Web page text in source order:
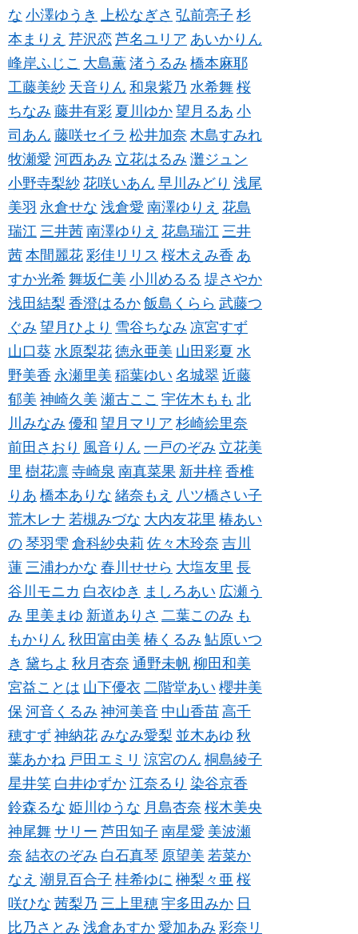
な 小澤ゆうき 上松なぎさ 弘前亮子 杉
本まりえ 芹沢恋 芦名ユリア あいかりん
峰岸ふじこ 大島薫 渚うるみ 橋本麻耶
工藤美紗 天音りん 和泉紫乃 水希舞 桜
ちなみ 藤井有彩 夏川ゆか 望月るあ 小
司あん 藤咲セイラ 松井加奈 木島すみれ
牧瀬愛 河西あみ 立花はるみ 灘ジュン
小野寺梨紗 花咲いあん 早川みどり 浅尾
美羽 永倉せな 浅倉愛 南澤ゆりえ 花島
瑞江 三井茜 南澤ゆりえ 花島瑞江 三井
茜 本間麗花 彩佳リリス 桜木えみ香 あ
すか光希 舞坂仁美 小川めるる 堤さやか
浅田結梨 香澄はるか 飯島くらら 武藤つ
ぐみ 望月ひより 雪谷ちなみ 凉宮すず
山口葵 水原梨花 徳永亜美 山田彩夏 水
野美香 永瀬里美 稲葉ゆい 名城翠 近藤
郁美 神崎久美 瀬古ここ 宇佐木もも 北
川みなみ 優和 望月マリア 杉崎絵里奈
前田さおり 風音りん 一戸のぞみ 立花美
里 樹花凛 寺崎泉 南真菜果 新井梓 香椎
りあ 橋本ありな 緒奈もえ 八ツ橋さい子
荒木レナ 若槻みづな 大内友花里 椿あい
の 琴羽雫 倉科紗央莉 佐々木玲奈 吉川
蓮 三浦わかな 春川せせら 大塩友里 長
谷川モニカ 白衣ゆき ましろあい 広瀬う
み 里美まゆ 新道ありさ 二葉このみ も
もかりん 秋田富由美 椿くるみ 鮎原いつ
き 黛ちよ 秋月杏奈 通野未帆 柳田和美
宮益ことは 山下優衣 二階堂あい 櫻井美
保 河音くるみ 神河美音 中山香苗 高千
穂すず 神納花 みなみ愛梨 並木あゆ 秋
葉あかね 戸田エミリ 涼宮のん 桐島綾子
星井笑 白井ゆずか 江奈るり 染谷京香
鈴森るな 姫川ゆうな 月島杏奈 桜木美央
神尾舞 サリー 芦田知子 南星愛 美波瀬
奈 結衣のぞみ 白石真琴 原望美 若菜か
なえ 潮見百合子 桂希ゆに 榊梨々亜 桜
咲ひな 茜梨乃 三上里穂 宇多田みか 日
比乃さとみ 浅倉あすか 愛加あみ 彩奈リ